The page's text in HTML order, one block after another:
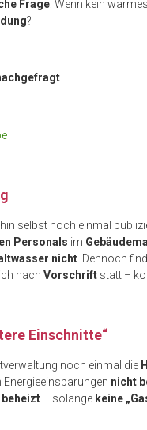
Frage: Wenn kein
?
selbst noch einmal
Personals im
nicht . Dennoch
nach Vorschrift statt –
Einschnitte“
noch einmal die
Energieeinsparungen nicht
beheizt – solange keine